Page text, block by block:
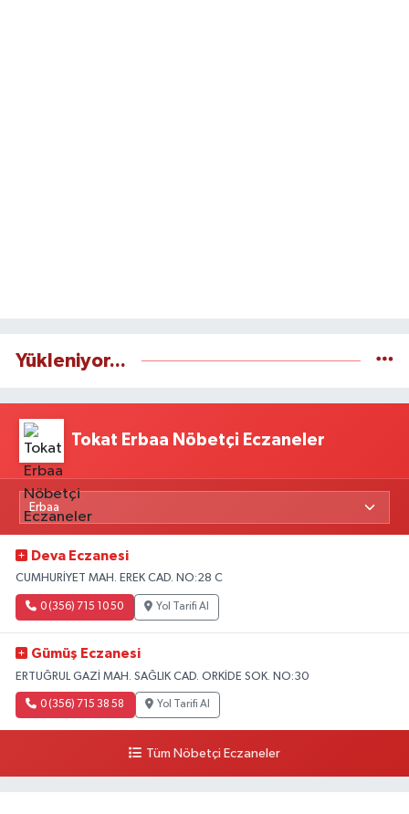
Yükleniyor...
Tokat Erbaa Nöbetçi Eczaneler
Deva Eczanesi
CUMHURİYET MAH. EREK CAD. NO:28 C
0 (356) 715 10 50 Yol Tarifi Al
Gümüş Eczanesi
ERTUĞRUL GAZİ MAH. SAĞLIK CAD. ORKİDE SOK. NO:30
0 (356) 715 38 58 Yol Tarifi Al
Tüm Nöbetçi Eczaneler